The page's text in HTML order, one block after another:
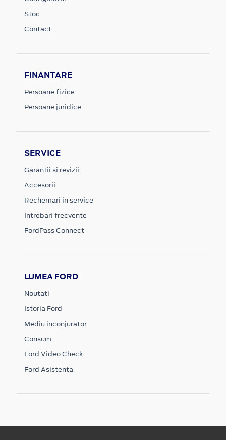
Stoc
Contact
FINANTARE
Persoane fizice
Persoane juridice
SERVICE
Garantii si revizii
Accesorii
Rechemari in service
Intrebari frecvente
FordPass Connect
LUMEA FORD
Noutati
Istoria Ford
Mediu inconjurator
Consum
Ford Video Check
Ford Asistenta